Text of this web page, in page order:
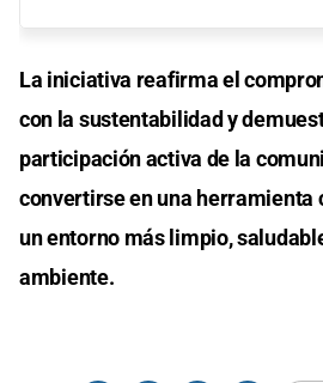
La iniciativa reafirma el
con la sustentabilidad y
participación activa de la
convertirse en una herramienta
un entorno más limpio,
ambiente.